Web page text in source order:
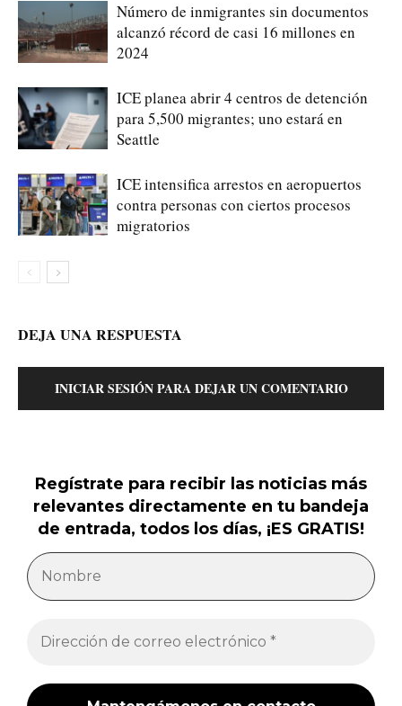
Número de inmigrantes sin documentos
alcanzó récord de casi 16 millones en
2024
ICE planea abrir 4 centros de detención
para 5,500 migrantes; uno estará en
Seattle
ICE intensifica arrestos en aeropuertos
contra personas con ciertos procesos
migratorios
DEJA UNA RESPUESTA
INICIAR SESIÓN PARA DEJAR UN COMENTARIO
Regístrate para recibir las noticias más
relevantes directamente en tu bandeja
de entrada, todos los días, ¡ES GRATIS!